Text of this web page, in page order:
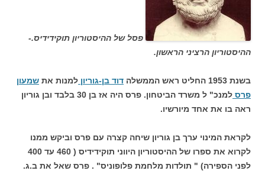
פסל של ההיסטוריון תוקידידיס.-
ההיסטוריון הרציני הראשון.
בשנת 1953 החליט ראש הממשלה דוד בן-גוריון למנות את שמעון
פרס
למנכ" ל משרד הביטחון. פרס היה אז בן 30 בלבד ובן גוריון
ראה בו את אחד מיורשיו.
לקראת המינוי ערך בן גוריון שיחה קצרה עם פרס וביקש ממנו
לקרוא את ספרו של ההיסטוריון היווני תוקידידיס ( 460 עד 400
לפני הספירה) " תולדות מלחמת פלופוניס" . פרס שאל את ב.ג.